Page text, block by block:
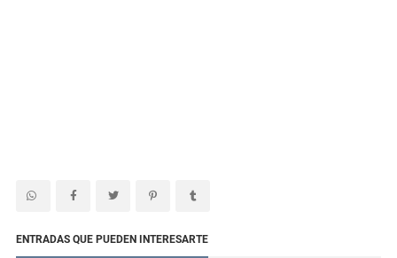
ENTRADAS QUE PUEDEN INTERESARTE